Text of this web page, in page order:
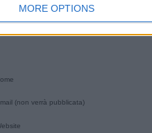
MORE OPTIONS
- 14:42 da Istvan in
(non verrà pubblicata)